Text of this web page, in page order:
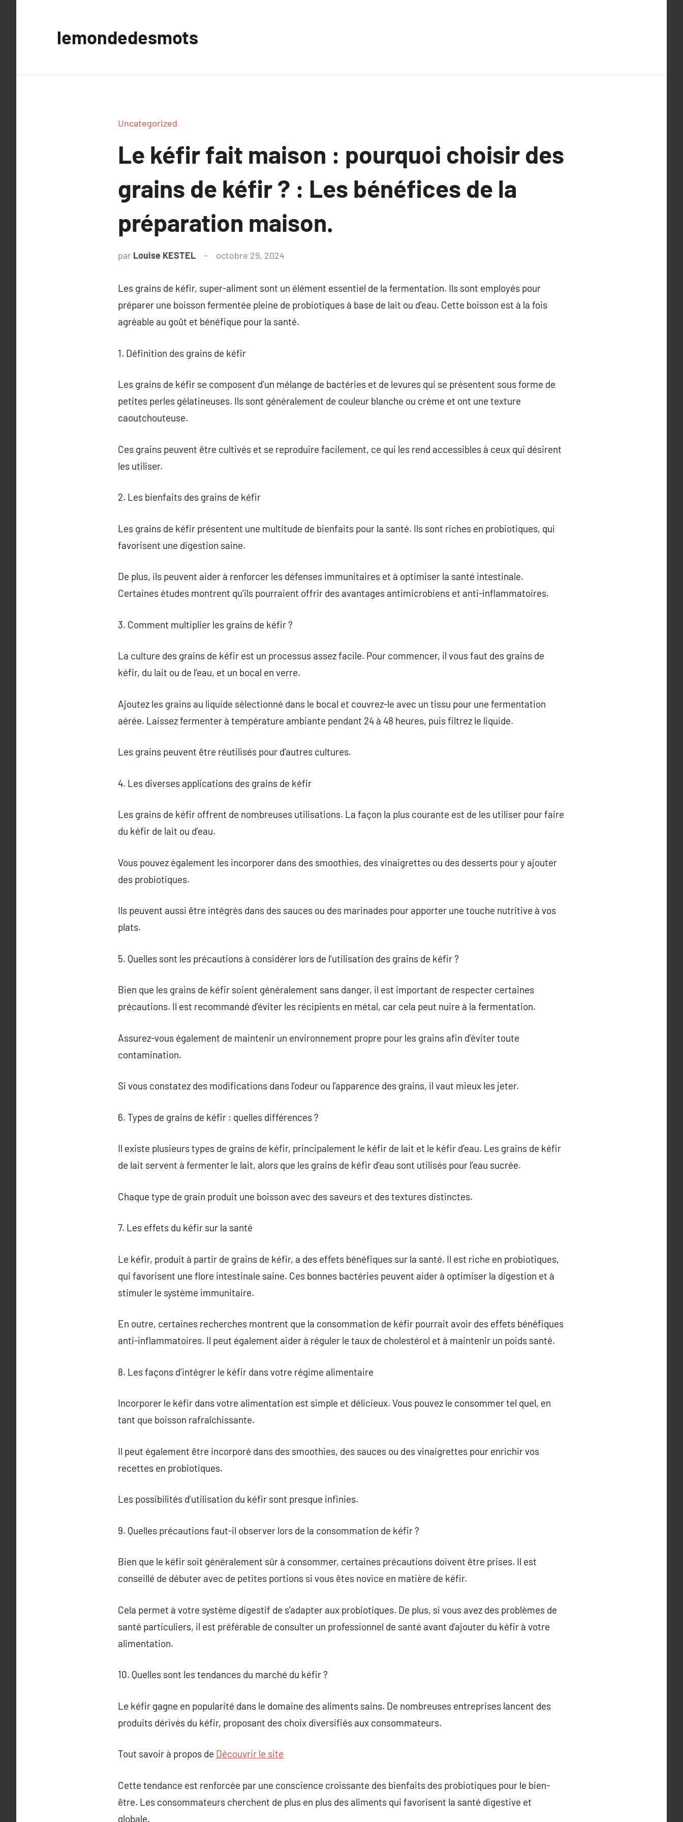
lemondedesmots
Uncategorized
Le kéfir fait maison : pourquoi choisir des
grains de kéfir ? : Les bénéfices de la
préparation maison.
par Louise KESTEL octobre 29, 2024
Les grains de kéfir, super-aliment sont un élément essentiel de la fermentation. Ils sont employés pour
préparer une boisson fermentée pleine de probiotiques à base de lait ou d’eau. Cette boisson est à la fois
agréable au goût et bénéfique pour la santé.
1. Définition des grains de kéfir
Les grains de kéfir se composent d’un mélange de bactéries et de levures qui se présentent sous forme de
petites perles gélatineuses. Ils sont généralement de couleur blanche ou crème et ont une texture
caoutchouteuse.
Ces grains peuvent être cultivés et se reproduire facilement, ce qui les rend accessibles à ceux qui désirent
les utiliser.
2. Les bienfaits des grains de kéfir
Les grains de kéfir présentent une multitude de bienfaits pour la santé. Ils sont riches en probiotiques, qui
favorisent une digestion saine.
De plus, ils peuvent aider à renforcer les défenses immunitaires et à optimiser la santé intestinale.
Certaines études montrent qu’ils pourraient offrir des avantages antimicrobiens et anti-inflammatoires.
3. Comment multiplier les grains de kéfir ?
La culture des grains de kéfir est un processus assez facile. Pour commencer, il vous faut des grains de
kéfir, du lait ou de l’eau, et un bocal en verre.
Ajoutez les grains au liquide sélectionné dans le bocal et couvrez-le avec un tissu pour une fermentation
aérée. Laissez fermenter à température ambiante pendant 24 à 48 heures, puis filtrez le liquide.
Les grains peuvent être réutilisés pour d’autres cultures.
4. Les diverses applications des grains de kéfir
Les grains de kéfir offrent de nombreuses utilisations. La façon la plus courante est de les utiliser pour faire
du kéfir de lait ou d’eau.
Vous pouvez également les incorporer dans des smoothies, des vinaigrettes ou des desserts pour y ajouter
des probiotiques.
Ils peuvent aussi être intégrés dans des sauces ou des marinades pour apporter une touche nutritive à vos
plats.
5. Quelles sont les précautions à considérer lors de l’utilisation des grains de kéfir ?
Bien que les grains de kéfir soient généralement sans danger, il est important de respecter certaines
précautions. Il est recommandé d’éviter les récipients en métal, car cela peut nuire à la fermentation.
Assurez-vous également de maintenir un environnement propre pour les grains afin d’éviter toute
contamination.
Si vous constatez des modifications dans l’odeur ou l’apparence des grains, il vaut mieux les jeter.
6. Types de grains de kéfir : quelles différences ?
Il existe plusieurs types de grains de kéfir, principalement le kéfir de lait et le kéfir d’eau. Les grains de kéfir
de lait servent à fermenter le lait, alors que les grains de kéfir d’eau sont utilisés pour l’eau sucrée.
Chaque type de grain produit une boisson avec des saveurs et des textures distinctes.
7. Les effets du kéfir sur la santé
Le kéfir, produit à partir de grains de kéfir, a des effets bénéfiques sur la santé. Il est riche en probiotiques,
qui favorisent une flore intestinale saine. Ces bonnes bactéries peuvent aider à optimiser la digestion et à
stimuler le système immunitaire.
En outre, certaines recherches montrent que la consommation de kéfir pourrait avoir des effets bénéfiques
anti-inflammatoires. Il peut également aider à réguler le taux de cholestérol et à maintenir un poids santé.
8. Les façons d’intégrer le kéfir dans votre régime alimentaire
Incorporer le kéfir dans votre alimentation est simple et délicieux. Vous pouvez le consommer tel quel, en
tant que boisson rafraîchissante.
Il peut également être incorporé dans des smoothies, des sauces ou des vinaigrettes pour enrichir vos
recettes en probiotiques.
Les possibilités d’utilisation du kéfir sont presque infinies.
9. Quelles précautions faut-il observer lors de la consommation de kéfir ?
Bien que le kéfir soit généralement sûr à consommer, certaines précautions doivent être prises. Il est
conseillé de débuter avec de petites portions si vous êtes novice en matière de kéfir.
Cela permet à votre système digestif de s’adapter aux probiotiques. De plus, si vous avez des problèmes de
santé particuliers, il est préférable de consulter un professionnel de santé avant d’ajouter du kéfir à votre
alimentation.
10. Quelles sont les tendances du marché du kéfir ?
Le kéfir gagne en popularité dans le domaine des aliments sains. De nombreuses entreprises lancent des
produits dérivés du kéfir, proposant des choix diversifiés aux consommateurs.
Tout savoir à propos de Découvrir le site
Cette tendance est renforcée par une conscience croissante des bienfaits des probiotiques pour le bien-
être. Les consommateurs cherchent de plus en plus des aliments qui favorisent la santé digestive et
globale.